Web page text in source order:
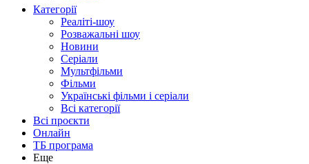
Категорії
Реаліті-шоу
Розважальні шоу
Новини
Серіали
Мультфільми
Фільми
Українські фільми і серіали
Всі категорії
Всі проєкти
Онлайн
ТБ програма
Еще